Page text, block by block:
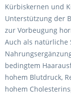
Kürbiskernen und
Unterstützung der
zur Vorbeugung
Auch als natürliche
bedingtem
hohem Blutdruck,
hohem